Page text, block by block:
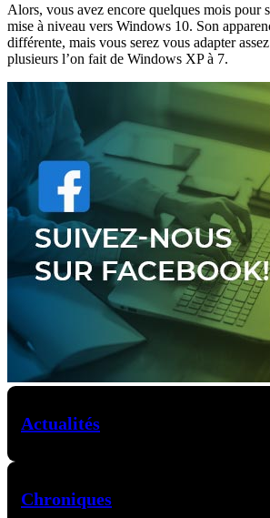
Alors, vous avez encore quelques mois pour
mise à niveau vers Windows 10. Son
différente, mais vous serez vous adapter
plusieurs l’on fait de Windows XP à 7.
Actualités
Chroniques